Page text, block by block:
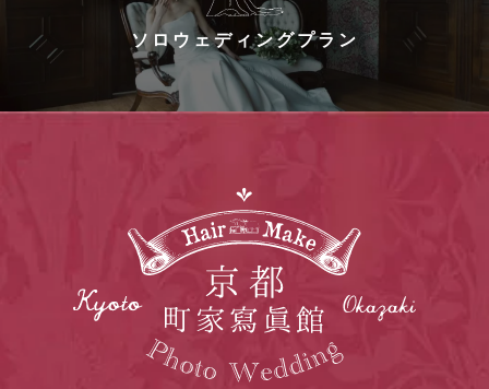
ソロウェディングプラン